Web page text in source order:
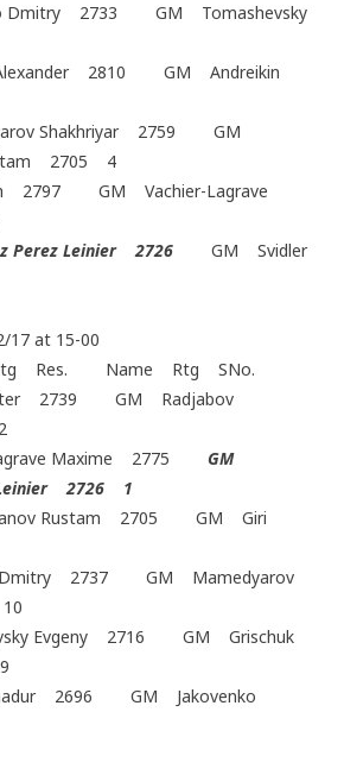
Dmitry 2733 GM Tomashevsky
2810 GM Andreikin
Shakhriyar 2759 GM
2705 4
2797 GM Vachier-Lagrave
Perez Leinier 2726 GM Svidler
17 at 15-00
Res. Name Rtg SNo.
2739 GM Radjabov
Maxime 2775 GM
Leinier 2726 1
Rustam 2705 GM Giri
2737 GM Mamedyarov
Evgeny 2716 GM Grischuk
2696 GM Jakovenko